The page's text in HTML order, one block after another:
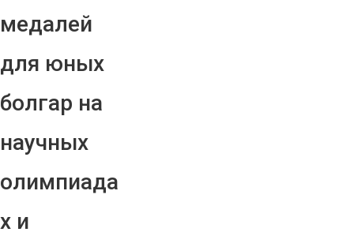
медалей
для юных
болгар на
научных
олимпиада
х и